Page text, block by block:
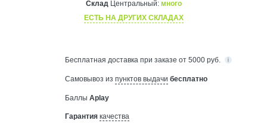
СкладЦентральный: много
ЕСТЬ НА ДРУГИХ СКЛАДАХ
Бесплатная доставка при заказе от 5000 руб.
Самовывоз из пунктов выдачи бесплатно
Баллы Aplay
Гарантия качества